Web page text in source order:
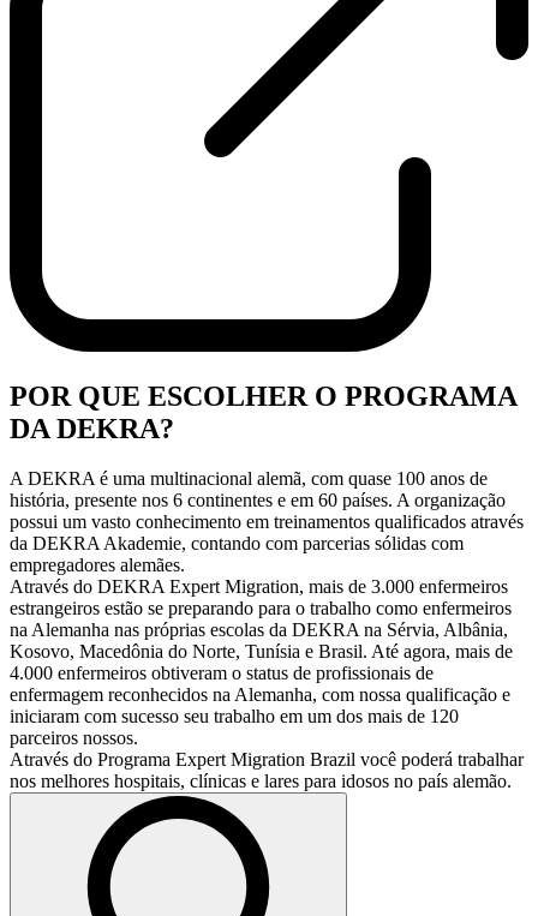
POR QUE ESCOLHER O PROGRAMA
DA DEKRA?
A DEKRA é uma multinacional alemã, com quase 100 anos de
história, presente nos 6 continentes e em 60 países. A organização
possui um vasto conhecimento em treinamentos qualificados através
da DEKRA Akademie, contando com parcerias sólidas com
empregadores alemães.
Através do DEKRA Expert Migration, mais de 3.000 enfermeiros
estrangeiros estão se preparando para o trabalho como enfermeiros
na Alemanha nas próprias escolas da DEKRA na Sérvia, Albânia,
Kosovo, Macedônia do Norte, Tunísia e Brasil. Até agora, mais de
4.000 enfermeiros obtiveram o status de profissionais de
enfermagem reconhecidos na Alemanha, com nossa qualificação e
iniciaram com sucesso seu trabalho em um dos mais de 120
parceiros nossos.
Através do Programa Expert Migration Brazil você poderá trabalhar
nos melhores hospitais, clínicas e lares para idosos no país alemão.